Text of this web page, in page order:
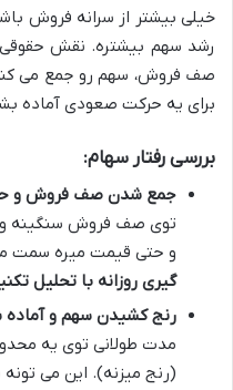
خیلی بیشتر از سرانه فروش
رشد سهم بیشتره. نقش
صف فروش، سهم رو جمع می کنن
برای یه حرکت صعودی آماده
بررسی رفتار سهام:
جمع شدن صف فروش و
توی صف فروش سنگینه
و حتی قیمت میره سمت
گیری روزانه با تحلیل
رنج کشیدن سهم و
مدت طولانی توی یه
(رنج میزنه). این می